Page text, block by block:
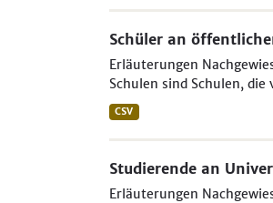
Schüler an
Erläuterungen
Schulen sind Schulen, die
CSV
Studierende an
Erläuterungen